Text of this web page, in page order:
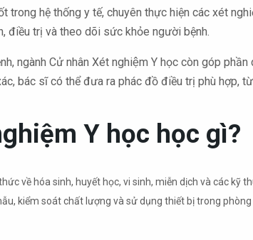
trong hệ thống y tế, chuyên thực hiện các xét
điều trị và theo dõi sức khỏe người bệnh.
ngành Cử nhân Xét nghiệm Y học còn góp phần
bác sĩ có thể đưa ra phác đồ điều trị phù hợp,
Y học học gì?
về hóa sinh, huyết học, vi sinh, miễn dịch và các
kiểm soát chất lượng và sử dụng thiết bị trong